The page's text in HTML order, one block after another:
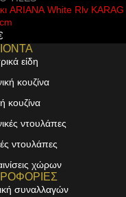
KARAG Πλακάκι PULPIS
είδη
κουζίνα
κουζίνα
ντουλάπες
ντουλάπες
χώρων
συναλλαγών